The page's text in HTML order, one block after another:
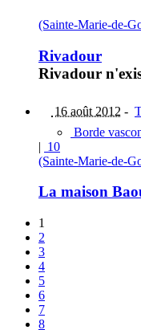
(Sainte-Marie-de-
Rivadour
Rivadour
16 août 2012 -
Borde
| 10
(Sainte-Marie-de-
La maison
1
2
3
4
5
6
7
8